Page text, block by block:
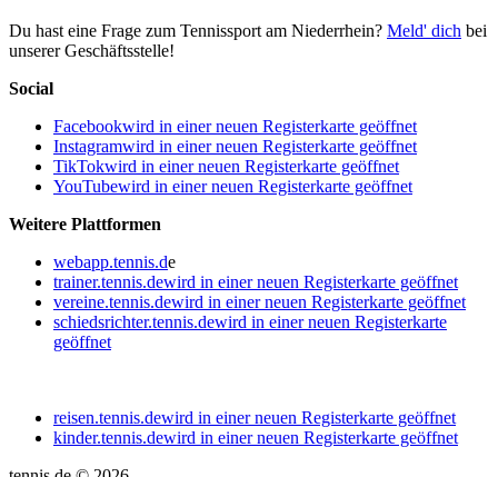
Du hast eine Frage zum Tennissport am Niederrhein? Meld' dich bei
unserer Geschäftsstelle!
Social
Facebookwird in einer neuen Registerkarte geöffnet
Instagramwird in einer neuen Registerkarte geöffnet
TikTokwird in einer neuen Registerkarte geöffnet
YouTubewird in einer neuen Registerkarte geöffnet
Weitere Plattformen
webapp.tennis.de
trainer.tennis.dewird in einer neuen Registerkarte geöffnet
vereine.tennis.dewird in einer neuen Registerkarte geöffnet
schiedsrichter.tennis.dewird in einer neuen Registerkarte
geöffnet
reisen.tennis.dewird in einer neuen Registerkarte geöffnet
kinder.tennis.dewird in einer neuen Registerkarte geöffnet